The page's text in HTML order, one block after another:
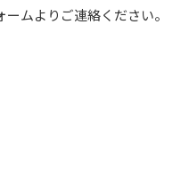
ムよりご連絡ください。